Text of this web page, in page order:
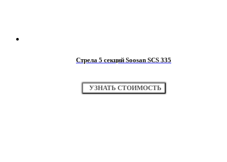
Стрела 5 секций Soosan SCS 335
УЗНАТЬ СТОИМОСТЬ